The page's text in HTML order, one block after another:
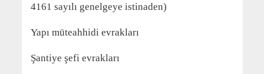
4161 sayılı genelgeye istinaden)
Yapı müteahhidi evrakları
Şantiye şefi evrakları